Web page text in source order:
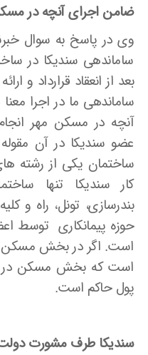
ضامن اجرای آنچه در
وی در پاسخ به سوال
ساماندهی سندیکا در
بعد از انعقاد قرارداد و
ساماندهی ما در اجرا
آنچه در مسکن مهر
عضو سندیکا در آن
ساختمان یکی از رشته
کار سندیکا تنها
بندرسازی، تونل، راه و
حوزه پیمانکاری توسط
است. اگر در بخش مسکن
است که بخش مسکن در
پول حاکم است.
سندیکا طرف مشورت